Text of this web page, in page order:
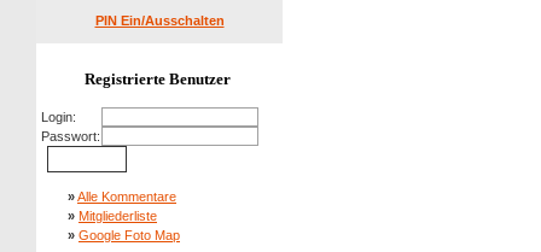
PIN Ein/Ausschalten
Registrierte Benutzer
Login:
Passwort:
»Alle Kommentare
» Mitgliederliste
» Google Foto Map